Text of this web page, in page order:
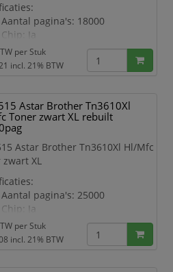
Aantal pagina's: 18000
Chip: Ja
Kleur: Zwart
Geschikt voor printermodel:
per Stuk
incl. 21% BTW
Astar Brother Tn3610Xl
Toner zwart XL rebuilt
Astar Brother Tn3610Xl Hl/Mfc
zwart XL
Aantal pagina's: 25000
Chip: Ja
Kleur: Zwart
Geschikt voor printermodel:
per Stuk
incl. 21% BTW